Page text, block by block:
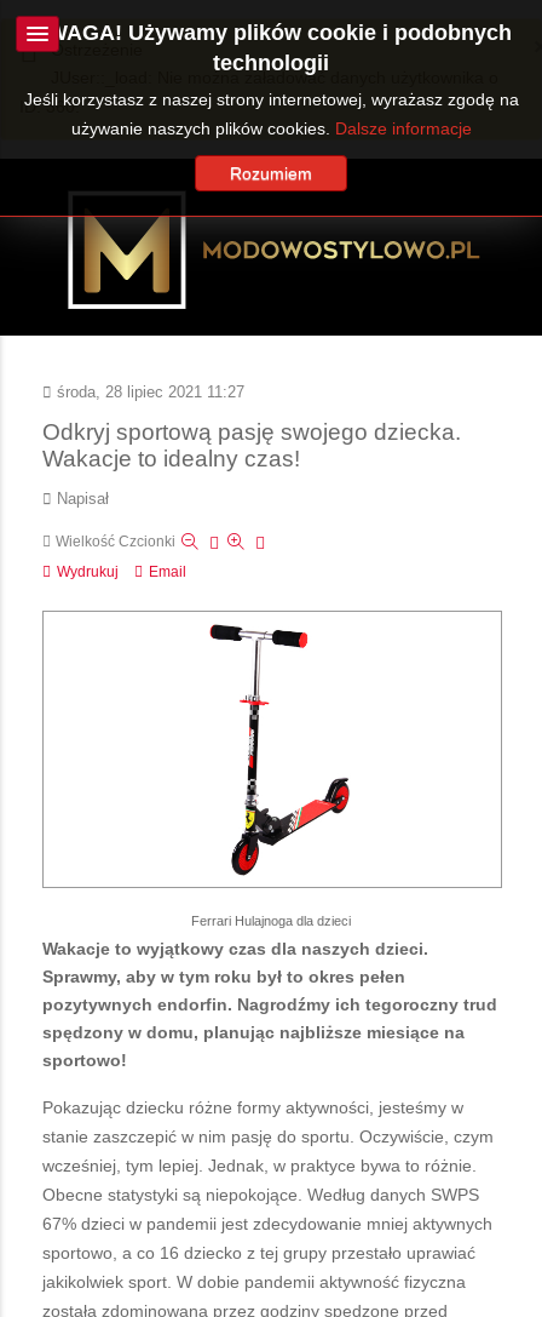
Ostrzeżenie
JUser::_load: Nie można załadować danych użytkownika o
ID: 360.
środa, 28 lipiec 2021 11:27
Odkryj sportową pasję swojego dziecka.
Wakacje to idealny czas!
Napisał
Wielkość Czcionki
Wydrukuj
Email
Ferrari Hulajnoga dla dzieci
Wakacje to wyjątkowy czas dla naszych dzieci.
Sprawmy, aby w tym roku był to okres pełen
pozytywnych endorfin. Nagrodźmy ich tegoroczny trud
spędzony w domu, planując najbliższe miesiące na
sportowo!
Pokazując dziecku różne formy aktywności, jesteśmy w
stanie zaszczepić w nim pasję do sportu. Oczywiście, czym
wcześniej, tym lepiej. Jednak, w praktyce bywa to różnie.
Obecne statystyki są niepokojące. Według danych SWPS
67% dzieci w pandemii jest zdecydowanie mniej aktywnych
sportowo, a co 16 dziecko z tej grupy przestało uprawiać
jakikolwiek sport. W dobie pandemii aktywność fizyczna
została zdominowana przez godziny spędzone przed
UWAGA! Używamy plików cookie i podobnych
technologii
Jeśli korzystasz z naszej strony internetowej, wyrażasz zgodę na
używanie naszych plików cookies. Dalsze informacje
Rozumiem